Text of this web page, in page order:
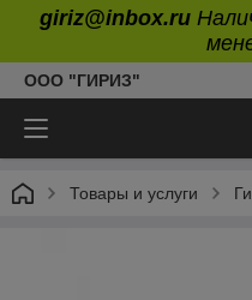
giriz@inbox.ru
ООО "ГИРИЗ"
Товары и услуги